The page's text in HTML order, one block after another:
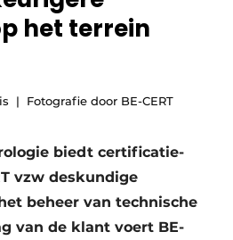
het terrein
Fotografie door BE-CERT
biedt certificatie-
vzw deskundige
beheer van technische
van de klant voert BE-